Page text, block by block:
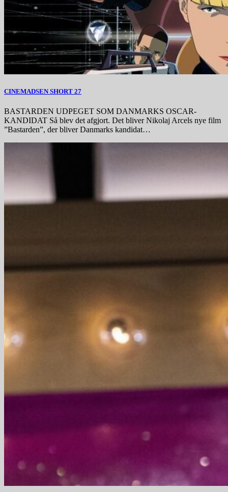
CINEMADSEN SHORT 27
BASTARDEN UDPEGET SOM DANMARKS OSCAR-
KANDIDAT Så blev det afgjort. Det bliver Nikolaj Arcels nye film
”Bastarden”, der bliver Danmarks kandidat…